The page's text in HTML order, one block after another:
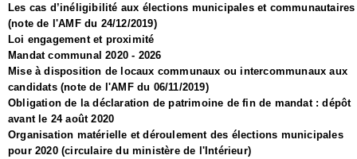
Les cas d’inéligibilité aux élections municipales et communautaires
(note de l'AMF du 24/12/2019)
Loi engagement et proximité
Mandat communal 2020 - 2026
Mise à disposition de locaux communaux ou intercommunaux aux
candidats (note de l'AMF du 06/11/2019)
Obligation de la déclaration de patrimoine de fin de mandat : dépôt
avant le 24 août 2020
Organisation matérielle et déroulement des élections municipales
pour 2020 (circulaire du ministère de l'Intérieur)